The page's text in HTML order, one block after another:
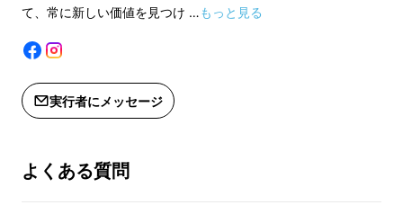
て、常に新しい価値を見つけ …もっと見る
実行者にメッセージ
よくある質問